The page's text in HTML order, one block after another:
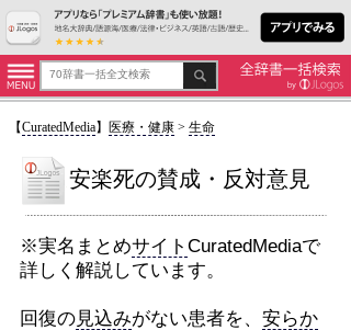
【CuratedMedia】 医療・健康> 生命
安楽死の賛成・反対意見
※実名まとめサイト CuratedMediaで
詳しく解説しています。
回復の見込みがない患者を、 安らか